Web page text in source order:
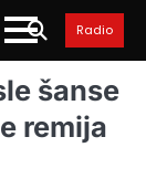
Radio
šanse
remija